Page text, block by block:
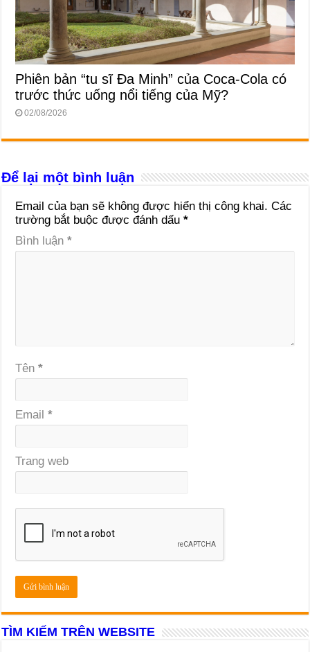
Phiên bản “tu sĩ Đa Minh” của Coca-Cola có
trước thức uống nổi tiếng của Mỹ?
02/08/2026
Để lại một bình luận
Email của bạn sẽ không được hiển thị công khai. Các
trường bắt buộc được đánh dấu*
Bình luận*
Tên*
Email*
Trang web
TÌM KIẾM TRÊN WEBSITE